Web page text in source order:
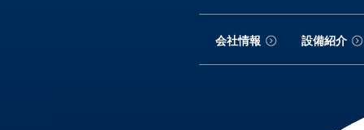
会社情報 設備紹介